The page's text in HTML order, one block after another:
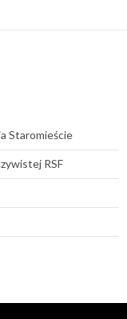
Staromieście
RSF